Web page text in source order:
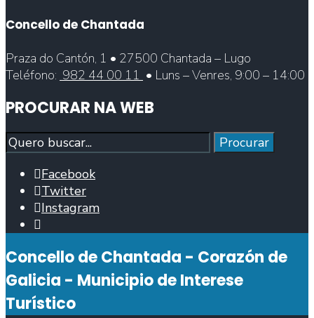
Concello de Chantada
Praza do Cantón, 1 • 27500 Chantada – Lugo
Teléfono: 982 44 00 11 • Luns – Venres, 9:00 – 14:00
PROCURAR NA WEB
Procurar
Procurar
Facebook
Twitter
Instagram
de
busca
Concello de Chantada - Corazón de
Galicia - Municipio de Interese
Turístico